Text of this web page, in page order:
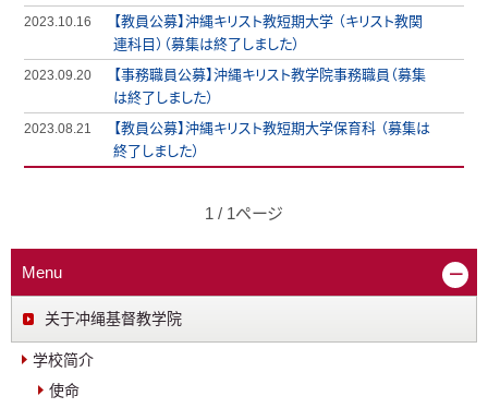
2023.10.16
【教員公募】沖縄キリスト教短期大学 （キリスト教関
連科目）（募集は終了しました）
2023.09.20
【事務職員公募】沖縄キリスト教学院事務職員（募集
は終了しました）
2023.08.21
【教員公募】沖縄キリスト教短期大学保育科 （募集は
終了しました）
1 / 1ページ
Menu
关于冲绳基督教学院
学校简介
使命